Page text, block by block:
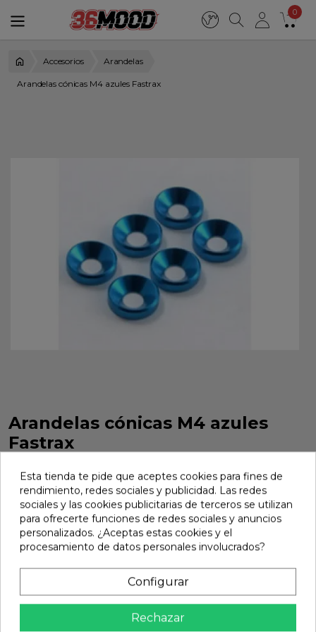
0
Accesorios Arandelas
Arandelas cónicas M4 azules Fastrax
Arandelas cónicas M4 azules
Fastrax
Marca: Fastrax Ref: FAST145
4,90 €
Esta tienda te pide que aceptes cookies para fines de
rendimiento, redes sociales y publicidad. Las redes
sociales y las cookies publicitarias de terceros se utilizan
para ofrecerte funciones de redes sociales y anuncios
personalizados. ¿Aceptas estas cookies y el
procesamiento de datos personales involucrados?
Configurar
Rechazar